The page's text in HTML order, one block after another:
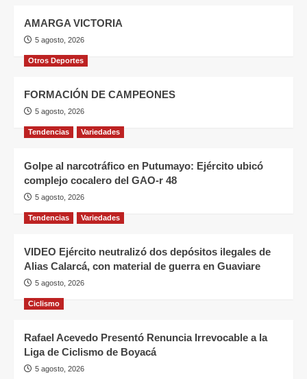
AMARGA VICTORIA
5 agosto, 2026
Otros Deportes
FORMACIÓN DE CAMPEONES
5 agosto, 2026
Tendencias Variedades
Golpe al narcotráfico en Putumayo: Ejército ubicó
complejo cocalero del GAO-r 48
5 agosto, 2026
Tendencias Variedades
VIDEO Ejército neutralizó dos depósitos ilegales de
Alias Calarcá, con material de guerra en Guaviare
5 agosto, 2026
Ciclismo
Rafael Acevedo Presentó Renuncia Irrevocable a la
Liga de Ciclismo de Boyacá
5 agosto, 2026